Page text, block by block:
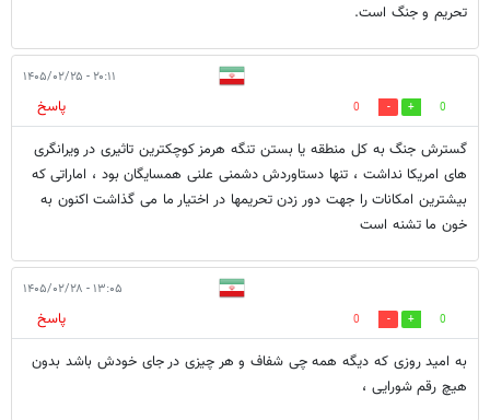
تحریم و جنگ است.
۲۰:۱۱ - ۱۴۰۵/۰۲/۲۵
0
0
پاسخ
گسترش جنگ به کل منطقه یا بستن تنگه هرمز کوچکترین تاثیری در ویرانگری
های امریکا نداشت ، تنها دستاوردش دشمنی علنی همسایگان بود ، اماراتی که
بیشترین امکانات را جهت دور زدن تحریمها در اختیار ما می گذاشت اکنون به
خون ما تشنه است
۱۳:۰۵ - ۱۴۰۵/۰۲/۲۸
0
0
پاسخ
به امید روزی که دیگه همه چی شفاف و هر چیزی در جای خودش باشد بدون
هیچ رقم شورایی ،